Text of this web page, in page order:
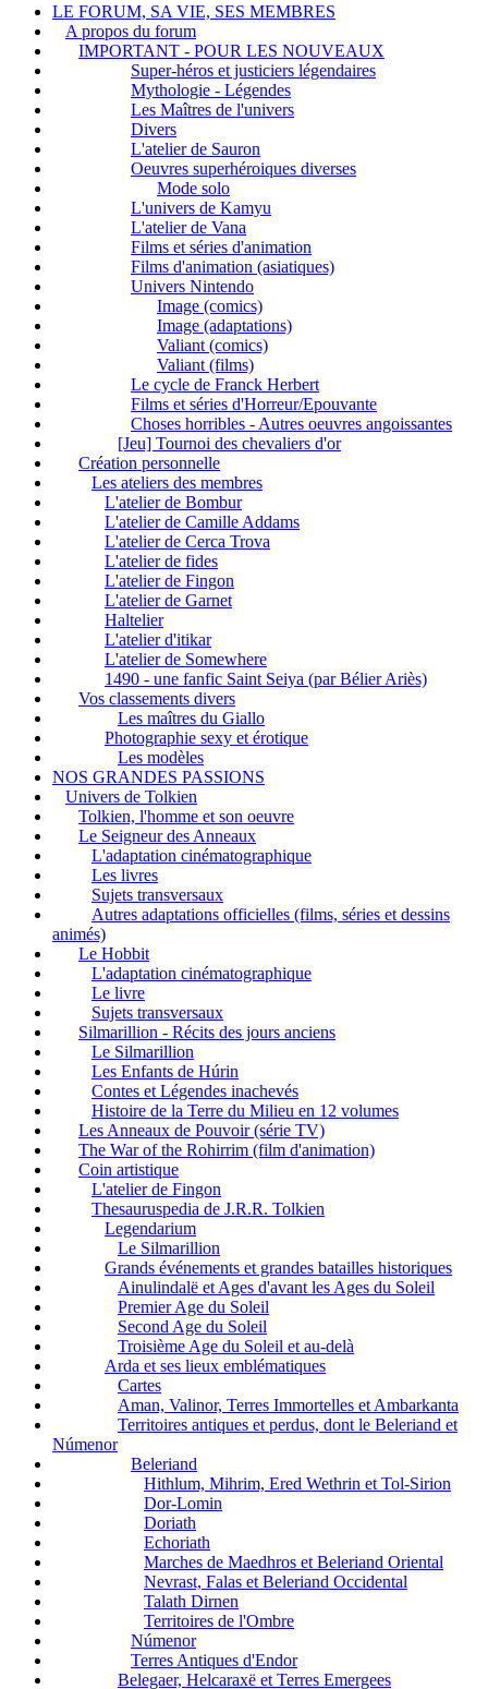
LE FORUM, SA VIE, SES MEMBRES
A propos du forum
IMPORTANT - POUR LES NOUVEAUX
Super-héros et justiciers légendaires
Mythologie - Légendes
Les Maîtres de l'univers
Divers
L'atelier de Sauron
Oeuvres superhéroiques diverses
Mode solo
L'univers de Kamyu
L'atelier de Vana
Films et séries d'animation
Films d'animation (asiatiques)
Univers Nintendo
Image (comics)
Image (adaptations)
Valiant (comics)
Valiant (films)
Le cycle de Franck Herbert
Films et séries d'Horreur/Epouvante
Choses horribles - Autres oeuvres angoissantes
[Jeu] Tournoi des chevaliers d'or
Création personnelle
Les ateliers des membres
L'atelier de Bombur
L'atelier de Camille Addams
L'atelier de Cerca Trova
L'atelier de fides
L'atelier de Fingon
L'atelier de Garnet
Haltelier
L'atelier d'itikar
L'atelier de Somewhere
1490 - une fanfic Saint Seiya (par Bélier Ariès)
Vos classements divers
Les maîtres du Giallo
Photographie sexy et érotique
Les modèles
NOS GRANDES PASSIONS
Univers de Tolkien
Tolkien, l'homme et son oeuvre
Le Seigneur des Anneaux
L'adaptation cinématographique
Les livres
Sujets transversaux
Autres adaptations officielles (films, séries et dessins
animés)
Le Hobbit
L'adaptation cinématographique
Le livre
Sujets transversaux
Silmarillion - Récits des jours anciens
Le Silmarillion
Les Enfants de Húrin
Contes et Légendes inachevés
Histoire de la Terre du Milieu en 12 volumes
Les Anneaux de Pouvoir (série TV)
The War of the Rohirrim (film d'animation)
Coin artistique
L'atelier de Fingon
Thesauruspedia de J.R.R. Tolkien
Legendarium
Le Silmarillion
Grands événements et grandes batailles historiques
Ainulindalë et Ages d'avant les Ages du Soleil
Premier Age du Soleil
Second Age du Soleil
Troisième Age du Soleil et au-delà
Arda et ses lieux emblématiques
Cartes
Aman, Valinor, Terres Immortelles et Ambarkanta
Territoires antiques et perdus, dont le Beleriand et
Númenor
Beleriand
Hithlum, Mihrim, Ered Wethrin et Tol-Sirion
Dor-Lomin
Doriath
Echoriath
Marches de Maedhros et Beleriand Oriental
Nevrast, Falas et Beleriand Occidental
Talath Dirnen
Territoires de l'Ombre
Númenor
Terres Antiques d'Endor
Belegaer, Helcaraxë et Terres Emergees